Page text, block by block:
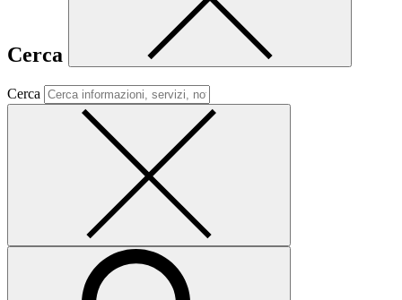
Cerca
Cerca